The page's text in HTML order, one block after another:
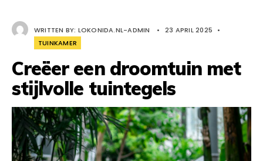
WRITTEN BY: LOKONIDA.NL-ADMIN • 23 APRIL 2025
•
TUINKAMER
Creëer een droomtuin met
stijlvolle tuintegels